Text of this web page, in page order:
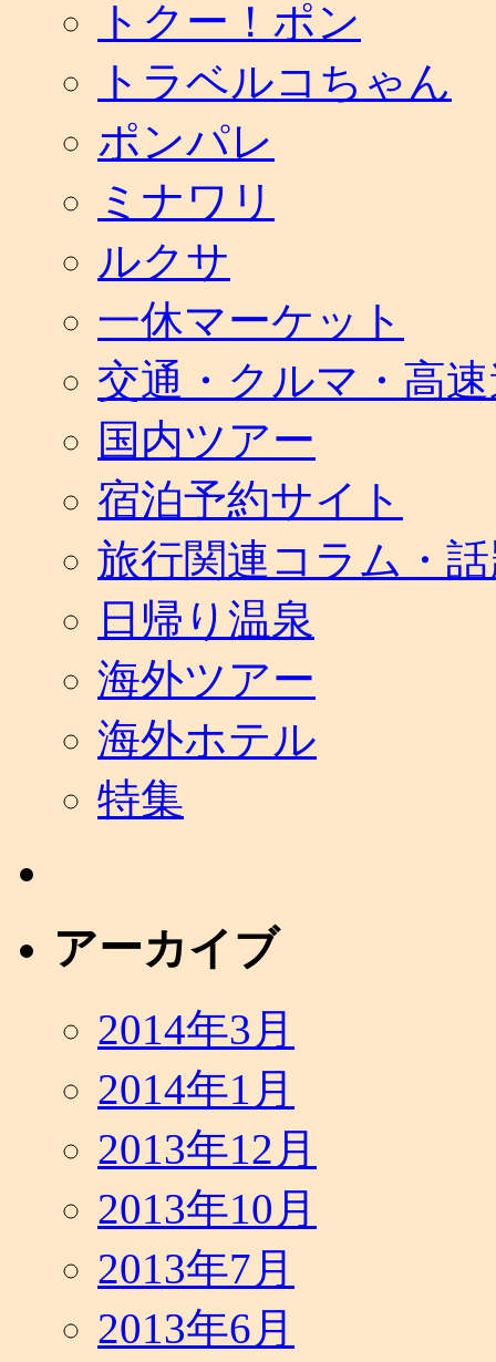
トクー！ポン
トラベルコちゃん
ポンパレ
ミナワリ
ルクサ
一休マーケット
交通・クルマ・高
国内ツアー
宿泊予約サイト
旅行関連コラム・
日帰り温泉
海外ツアー
海外ホテル
特集
アーカイブ
2014年3月
2014年1月
2013年12月
2013年10月
2013年7月
2013年6月